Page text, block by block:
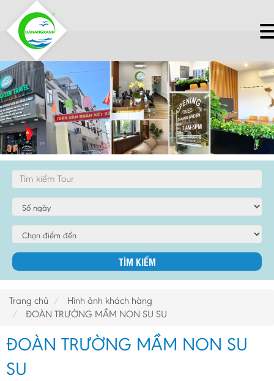
Trang chủ
Hình ảnh khách hàng
ĐOÀN TRƯỜNG MẦM NON SU SU
ĐOÀN TRƯỜNG MẦM NON SU
SU